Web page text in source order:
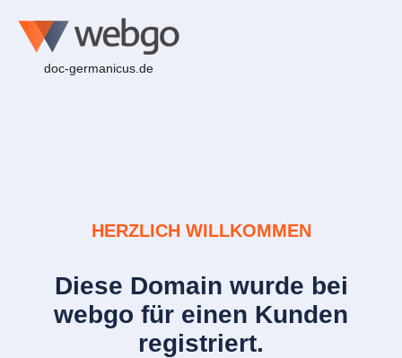
doc-germanicus.de
HERZLICH WILLKOMMEN
Diese Domain wurde bei
webgo für einen Kunden
registriert.